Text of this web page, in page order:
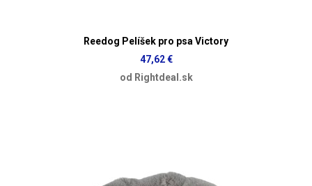
Reedog Pelíšek pro psa Victory
47,62 €
od Rightdeal.sk